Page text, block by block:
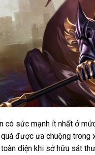
có sức mạnh ít nhất ở
được ưa chuộng trong
diện khi sở hữu sát